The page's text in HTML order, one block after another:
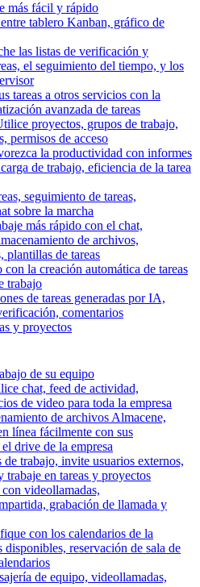
más fácil y rápido
tablero Kanban, gráfico de
las listas de verificación y
el seguimiento del tiempo, y los
tareas a otros servicios con la
avanzada de tareas
proyectos, grupos de trabajo,
permisos de acceso
la productividad con informes
de trabajo, eficiencia de la tarea
seguimiento de tareas,
sobre la marcha
más rápido con el chat,
de archivos,
plantillas de tareas
la creación automática de tareas
trabajo
de tareas generadas por IA,
comentarios
y proyectos
de su equipo
chat, feed de actividad,
de video para toda la empresa
de archivos Almacene,
línea fácilmente con sus
drive de la empresa
de trabajo, invite usuarios externos,
trabaje en tareas y proyectos
videollamadas,
grabación de llamada y
con los calendarios de la
disponibles, reservación de sala de
de equipo, videollamadas,